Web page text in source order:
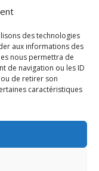
des technologies
aux informations des
nous permettra de
de navigation ou les ID
de retirer son
caractéristiques